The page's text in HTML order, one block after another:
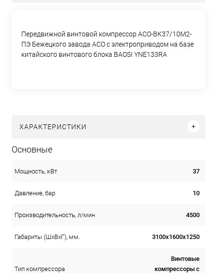
Передвижной винтовой компрессор АСО-ВК37/10М2-
ПЭ Бежецкого завода АСО с электроприводом на базе
китайского винтового блока BAOSI YNE133RA
ХАРАКТЕРИСТИКИ
Основные
Мощность, кВт 37
Давление, бар 10
Производительность, л/мин 4500
Габариты (ШхВхГ), мм. 3100х1600х1250
Тип компрессора
Винтовые
компрессоры с